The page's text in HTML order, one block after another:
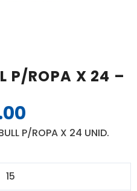
P/ROPA X 24 –
precio
actual
es:
P/ROPA X 24 UNID.
15